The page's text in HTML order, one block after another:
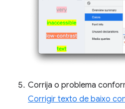
Corrija o problema
Corrigir texto de baixo